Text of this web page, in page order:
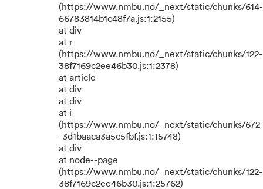
(https://www.nmbu.no/_next/static/chunks/614-
66783814b1c48f7a.js:1:2155)
at div
at r
(https://www.nmbu.no/_next/static/chunks/122-
38f7169c2ee46b30.js:1:2378)
at article
at div
at div
at i
(https://www.nmbu.no/_next/static/chunks/672
-3d1baaca3a5c5fbf.js:1:15748)
at div
at node--page
(https://www.nmbu.no/_next/static/chunks/122-
38f7169c2ee46b30.js:1:25762)